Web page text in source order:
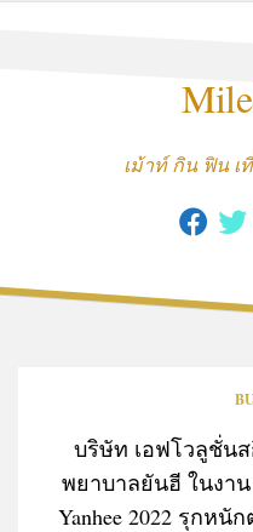
เม้าท์ กิน ฟิน เ
บริษัท เอฟโวลูชั่น
พยาบาลยันฮี ในงาน
Yanhee 2022 รุกห